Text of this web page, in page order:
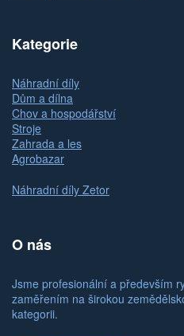
Kategorie
Náhradní díly
Dům a dílna
Chov a hospodářství
Stroje
Zahrada a les
Agrobazar
Náhradní díly Zetor
O nás
Jsme profesionální a především
zaměřením na širokou
kategorii.